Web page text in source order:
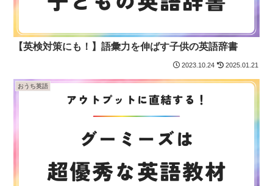
【英検対策にも！】語彙力を伸ばす子供の英語辞書
2023.10.24 2025.01.21
おうち英語